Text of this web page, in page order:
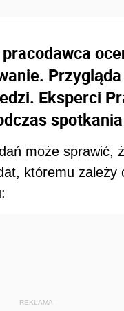
Eksperci
może sprawić,
któremu zależy
REKLAMA